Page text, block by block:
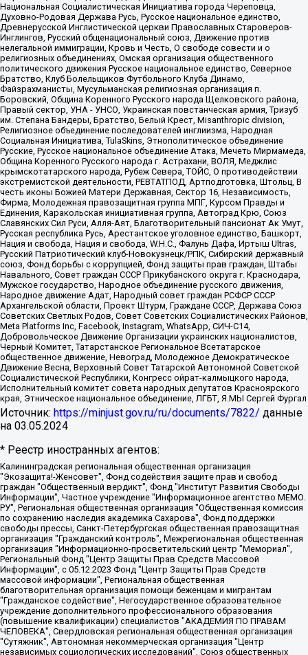
Национальная Социалистическая Инициатива города Череповца,
Духовно-Родовая Держава Русь, Русское национальное единство,
Древнерусской Инглистической церкви Православных Староверов-
Инглингов, Русский общенациональный союз, Движение против
нелегальной иммиграции, Кровь и Честь, О свободе совести и о
религиозных объединениях, Омская организация общественного
политического движения Русское национальное единство, Северное
Братство, Клуб Болельщиков Футбольного Клуба Динамо,
Файзрахманисты, Мусульманская религиозная организация п.
Боровский, Община Коренного Русского народа Щелковского района,
Правый сектор, УНА - УНСО, Украинская повстанческая армия, Тризуб
им. Степана Бандеры, Братство, Белый Крест, Misanthropic division,
Религиозное объединение последователей инглиизма, Народная
Социальная Инициатива, TulaSkins, Этнополитическое объединение
Русские, Русское национальное объединение Атака, Мечеть Мирмамеда,
Община Коренного Русского народа г. Астрахани, ВОЛЯ, Меджлис
крымскотатарского народа, Рубеж Севера, ТОЙС, О противодействии
экстремистской деятельности, РЕВТАТПОД, Артподготовка, Штольц, В
честь иконы Божией Матери Державная, Сектор 16, Независимость,
Фирма, Молодежная правозащитная группа МПГ, Курсом Правды и
Единения, Каракольская инициативная группа, Автоград Крю, Союз
Славянских Сил Руси, Алля-Аят, Благотворительный пансионат Ак Умут,
Русская республика Русь, Арестантское уголовное единство, Башкорт,
Нация и свобода, Нация и свобода, W.H.С., Фалунь Дафа, Иртыш Ultras,
Русский Патриотический клуб-Новокузнецк/РПК, Сибирский державный
союз, Фонд борьбы с коррупцией, Фонд защиты прав граждан, Штабы
Навального, Совет граждан СССР Прикубанского округа г. Краснодара,
Мужское государство, Народное объединение русского движения,
Народное движение Адат, Народный совет граждан РСФСР СССР
Архангельской области, Проект Штурм, Граждане СССР, Держава Союз
Советских Светлых Родов, Совет Советских Социалистических Районов,
Meta Platforms Inc, Facebook, Instagram, WhatsApp, СИЧ-С14,
Добровольческое Движение Организации украинских националистов,
Черный Комитет, Татарстанское Региональное Всетатарское
общественное движение, Невоград, Молодежное Демократическое
Движение Весна, Верховный Совет Татарской Автономной Советской
Социалистической Республики, Конгресс ойрат-калмыцкого народа,
Исполнительный комитет совета народных депутатов Красноярского
края, Этническое национальное объединение, ЛГБТ, Я.МЫ Сергей Фургал
Источник: https://minjust.gov.ru/ru/documents/7822/ данные
на 03.05.2024
* Реестр иностранных агентов:
Калининградская региональная общественная организация "Экозащита!-Женсовет", Фонд содействия защите прав и свобод граждан "Общественный вердикт", Фонд "Институт Развития Свободы Информации", Частное учреждение "Информационное агентство МЕМО. РУ", Региональная общественная организация "Общественная комиссия по сохранению наследия академика Сахарова", Фонд поддержки свободы прессы, Санкт-Петербургская общественная правозащитная организация "Гражданский контроль", Межрегиональная общественная организация "Информационно-просветительский центр "Мемориал", Региональный Фонд "Центр Защиты Прав Средств Массовой Информации", с 05.12.2023 Фонд "Центр Защиты Прав Средств массовой информации", Региональная общественная благотворительная организация помощи беженцам и мигрантам "Гражданское содействие", Негосударственное образовательное учреждение дополнительного профессионального образования (повышение квалификации) специалистов "АКАДЕМИЯ ПО ПРАВАМ ЧЕЛОВЕКА", Свердловская региональная общественная организация "Сутяжник", Автономная некоммерческая организация "Центр независимых социологических исследований", Союз общественных объединений "Российский исследовательский центр по правам человека", Региональное общественное учреждение научно-информационный центр "МЕМОРИАЛ", Некоммерческая организация "Фонд защиты гласности", Автономная некоммерческая организация "Институт прав человека", Городская общественная организация "Екатеринбургское общество "МЕМОРИАЛ", Городская общественная организация "Рязанское историко-просветительское и правозащитное общество "Мемориал" (Рязанский Мемориал), Челябинский региональный орган общественной самодеятельности – женское общественное объединение "Женщины Евразии", Челябинский региональный орган общественной самодеятельности "Уральская правозащитная группа", Фонд содействия защите здоровья и социальной справедливости имени Андрея Рылькова, Автономная Некоммерческая Организация "Аналитический Центр Юрия Левады", Автономная некоммерческая организация социальной поддержки населения "Проект Апрель", Региональная общественная организация помощи женщинам и детям, находящимся в кризисной ситуации "Информационно-методический центр "Анна", Фонд содействия развитию массовых коммуникаций и правовому просвещению "Так-так-Так", Фонд содействия устойчивому развитию "Серебряная тайга", Свердловский региональный общественный фонд социальных проектов "Новое время", "Idel.Реалии", Кавказ.Реалии, Крым.Реалии, Телеканал Настоящее Время, Татаро-башкирская служба Радио Свобода (Azatliq Radiosi), Радио Свободная Европа/Радио Свобода (PCE/PC), "Сибирь.Реалии", "Фактограф", Благотворительный фонд помощи осужденным и их семьям, Автономная некоммерческая организация "Институт глобализации и социальных движений", Фонд "В защиту прав заключенных", Частное учреждение "Центр поддержки и содействия развитию средств массовой информации", Пензенский региональный общественный благотворительный фонд "Гражданский союз", "Север.Реалии", Некоммерческая организация Фонд "Правовая инициатива", Общество с ограниченной ответственностью "Радио Свободная Европа/Радио Свобода", Чешское информационное агентство "MEDIUM-ORIENT", Красноярская региональная общественная организация "Мы против СПИДа", Камалягин Денис Николаевич, Маркелов Сергей Евгеньевич, Пономарев Лев Александрович, Савицкая Людмила Алексеевна, Автономная некоммерческая организация "Центр по работе с проблемой насилия "НАСИЛИЮ.НЕТ", Межрегиональный профессиональный союз работников здравоохранения "Альянс врачей", Юридическое лицо, зарегистрированное в Латвийской Республике, SIA "Medusa Project" (регистрационный номер 40103797863, дата регистрации 10.06.2014), Некоммерческая организация "Фонд по борьбе с коррупцией", Автономная некоммерческая организация "Институт права и публичной политики", Баданин Роман Сергеевич, Гликин Максим Александрович, Железнова Мария Михайловна, Лукьянова Юлия Сергеевна, Маетная Елизавета Витальевна, Маняхин Петр Борисович, Чуракова Ольга Владимировна, Ярош Юлия Петровна, Юридическое лицо "The Insider SIA", зарегистрированное в Риге, Латвийская Республика (дата регистрации 26.06.2015), являющееся администратором доменного имени интернет-издания "The Insider SIA", https://theins.ru, Постернак Алексей Евгеньевич, Рубин Михаил Аркадьевич, Анин Роман Александрович, Юридическое лицо Istories fonds, зарегистрированное в Латвийской Республике (регистрационный номер 50008295751, дата регистрации 24.02.2020), Великовский Дмитрий Александрович, Долинина Ирина Николаевна, Мароховская Алеся Алексеевна, Шлейнов Роман Юрьевич, Шмагун Олеся Валентиновна, Общество с ограниченной ответственностью "Альтаир 2021", Общество с ограниченной ответственностью "Вега 2021", Общество с ограниченной ответственностью "Главный редактор 2021", Общество с ограниченной ответственностью "Ромашки монолит", Важенков Артем Валерьевич, Ивановская областная общественная организация "Центр гендерных исследований", Гурман Юрий Альбертович, Медиапроект "ОВД-Инфо", Егоров Владимир Владимирович, Жилинский Владимир Александрович, Общество с ограниченной ответственностью "ЗП", Иванова София Юрьевна, Карезина Инна Павловна, Кильтау Екатерина Викторовна, Петров Алексей Викторович, Пискунов Сергей Евгеньевич, Смирнов Сергей Сергеевич, Тихонов Михаил Сергеевич, Общество с ограниченной ответственностью "ЖУРНАЛИСТ-ИНОСТРАННЫЙ АГЕНТ", Арапова Галина Юрьевна, Вольтская Татьяна Анатольевна, Американская компания "Mason G.E.S. Anonymous Foundation" (США), являющаяся владельцем интернет-издания https://mnews.world/, Компания "Stichting Bellingcat", зарегистрированная в Нидерландах (дата регистрации 11.07.2018), Захаров Андрей Вячеславович, Клепиковская Екатерина Дмитриевна, Общество с ограниченной ответственностью "МЕМО", Перл Роман Александрович, Симонов Евгений Алексеевич, Соловьева Елена Анатольевна, Сотников Даниил Владимирович, Сурначева Елизавета Дмитриевна, Автономная некоммерческая организация по защите прав человека и информированию населения "Якутия – Наше Мнение", Общество с ограниченной ответственностью "Москоу диджитал медиа", с 26.01.2023 Общество с ограниченной ответственностью "Чайка Белые сады", Ветошкина Валерия Валерьевна, Заговора Максим Александрович, Межрегиональное общественное движение "Российская ЛГБТ - сеть", Оленичев Максим Владимирович, Павлов Иван Юрьевич, Скворцова Елена Сергеевна, Общество с ограниченной ответственностью "Как бы инагент", Кочетков Игорь Викторович, Общество с ограниченной ответственностью "Честные выборы", Еланчик Олег Александрович, Общество с ограниченной ответственностью "Нобелевский призыв", Гималова Регина Эмилевна, Григорьев Андрей Валерьевич, Григорьева Алина Александровна, Ассоциация по содействию защите прав призывников, альтернативнослужащих и военнослужащих "Правозащитная группа "Гражданин.Армия.Право", Хисамова Регина Фаритовна, Автономная некоммерческая организация по реализации социально-правовых программ "Лилит", Дальневосточное общественное движение "Маяк", Санкт-Петербургская ЛГБТ-инициативная группа "Выход", Инициативная группа ЛГБТ+ "Реверс", Алексеев Андрей Викторович, Бекбулатова Таисия Львовна, Беляев Иван Михайлович, Владыкина Елена Сергеевна, Гельман Марат Александрович, Никульшина Вероника Юрьевна, Толоконникова Надежда Андреевна, Шендерович Виктор Анатольевич, Общество с ограниченной ответственностью "Данное сообщение", Общество с ограниченной ответственностью Издательский дом "Новая глава", Айнбиндер Александра Александровна, Московский комьюнити-центр для ЛГБТ+инициатив, Благотворительный фонд развития филантропии, Deutsche Welle (Германия, Kurt-Schumacher-Strasse 3, 53113 Bonn), Борзунова Мария Михайловна, Воробьев Виктор Викторович, Голубева Анна Львовна, Константинова Алла Михайловна, Малкова Ирина Владимировна, Мурадов Мурад Абдулгалимович, Осетинская Елизавета Николаевна, Понасенков Евгений Николаевич, Ганапольский Матвей Юрьевич, Киселев Евгений Алексеевич, Борухович Ирина Григорьевна, Дремин Иван Тимофеевич, Дубровский Дмитрий Викторович, Красноярская региональная общественная организация поддержки и развития альтернативных образовательных технологий и межкультурных коммуникаций "ИНТЕРРА", Маяковская Екатерина Алексеевна, Фейгин Марк Захарович, Филимонов Андрей Викторович, Дзугкоева Регина Николаевна, Доброхотов Роман Александрович, Дудь Юрий Александрович, Елкин Сергей Владимирович, Кругликов Кирилл Игоревич, Сабунаева Мария Леонидовна, Семенов Алексей Владимирович, Шаинян Карен Багратович, Шульман Екатерина Михайловна, Асафьев Артур Валерьевич, Вахштайн Виктор Семенович, Венедиктов Алексей Алексеевич, Лушникова Екатерина Евгеньевна, Волков Леонид Михайлович, Невзоров Александр Глебович, Пархоменко Сергей Борисович, Сироткин Ярослав Николаевич, Кара-Мурза Владимир Владимирович, Баранова Наталья Владимировна, Гозман Леонид Яковлевич, Кагарлицкий Борис Юльевич, Климарев Михаил Валерьевич, Милов Владимир Станиславович, Автономная некоммерческая организация Краснодарский центр современного искусства "Типография", Моргенштерн Алишер Тагирович, Соболь Любовь Эдуардовна, Общество с ограниченной ответственностью "ЛИЗА НОРМ", Каспаров Гарри Кимович, Ходорковский Михаил Борисович, Общество с ограниченной ответственностью "Апрельские тезисы", Данилович Ирина Брониславовна, Кашин Олег Владимирович, Петров Николай Владимирович, Пивоваров Алексей Владимирович, Соколов Михаил Владимирович, Цветкова Юлия Владимировна, Чичваркин Евгений Александрович, Комитет против пыток/Команда против пыток, Общество с ограниченной ответственностью "Первый научный", Общество с ограниченной ответственностью "Вертолет и ко", Белоцерковская Вероника Борисовна, Кац Максим Евгеньевич, Лазарева Татьяна Юрьевна, Шаведдинов Руслан Табризович, Яшин Илья Валерьевич, Общество с ограниченной ответственностью "Иноагент ААВ", Алешковский Дмитрий Петрович, Альбац Евгения Марковна, Быков Дмитрий Львович, Галямина Юлия Евгеньевна, Лойко Сергей Леонидович, Мартынов Кирилл Константинович, Медведев Сергей Александрович, Крашенинников Федор Геннадиевич, Гордеева Катерина Вл